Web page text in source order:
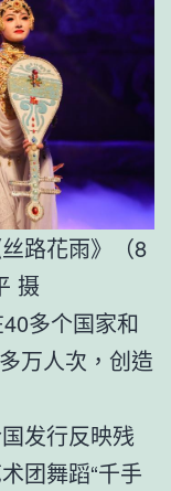
路花雨》（8
摄
多个国家和
万人次，创造
发行反映残
团舞蹈“千手